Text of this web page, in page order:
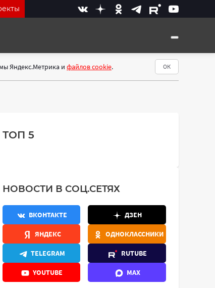
Яндекс.Метрика и файлов cookie. ОК
ТОП 5
НОВОСТИ В СОЦ.СЕТЯХ
ВКОНТАКТЕ ДЗЕН
ЯНДЕКС ОДНОКЛАССНИКИ
TELEGRAM RUTUBE
YOUTUBE MAX